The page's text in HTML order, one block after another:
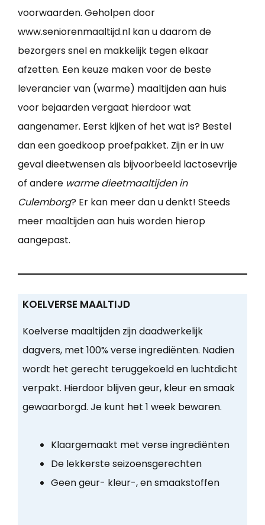
voorwaarden. Geholpen door
www.seniorenmaaltijd.nl kan u daarom de
bezorgers snel en makkelijk tegen elkaar
afzetten. Een keuze maken voor de beste
leverancier van (warme) maaltijden aan huis
voor bejaarden vergaat hierdoor wat
aangenamer. Eerst kijken of het wat is? Bestel
dan een goedkoop proefpakket. Zijn er in uw
geval dieetwensen als bijvoorbeeld lactosevrije
of andere warme dieetmaaltijden in
Culemborg? Er kan meer dan u denkt! Steeds
meer maaltijden aan huis worden hierop
aangepast.
KOELVERSE MAALTIJD
Koelverse maaltijden zijn daadwerkelijk
dagvers, met 100% verse ingrediënten. Nadien
wordt het gerecht teruggekoeld en luchtdicht
verpakt. Hierdoor blijven geur, kleur en smaak
gewaarborgd. Je kunt het 1 week bewaren.
Klaargemaakt met verse ingrediënten
De lekkerste seizoensgerechten
Geen geur- kleur-, en smaakstoffen